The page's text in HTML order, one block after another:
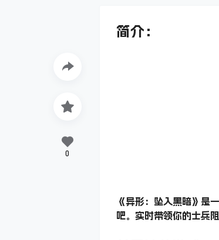
简介：
《异形：坠入黑暗》是
吧。实时带领你的士兵
0